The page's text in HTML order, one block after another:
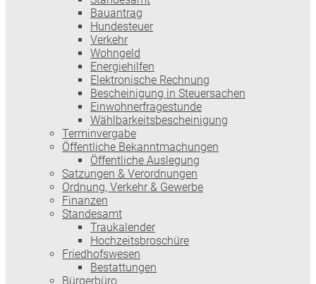
Bauantrag
Hundesteuer
Verkehr
Wohngeld
Energiehilfen
Elektronische Rechnung
Bescheinigung in Steuersachen
Einwohnerfragestunde
Wählbarkeitsbescheinigung
Terminvergabe
Öffentliche Bekanntmachungen
Öffentliche Auslegung
Satzungen & Verordnungen
Ordnung, Verkehr & Gewerbe
Finanzen
Standesamt
Traukalender
Hochzeitsbroschüre
Friedhofswesen
Bestattungen
Bürgerbüro